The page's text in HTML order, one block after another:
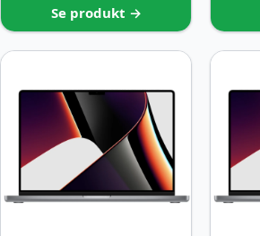
Se produkt →